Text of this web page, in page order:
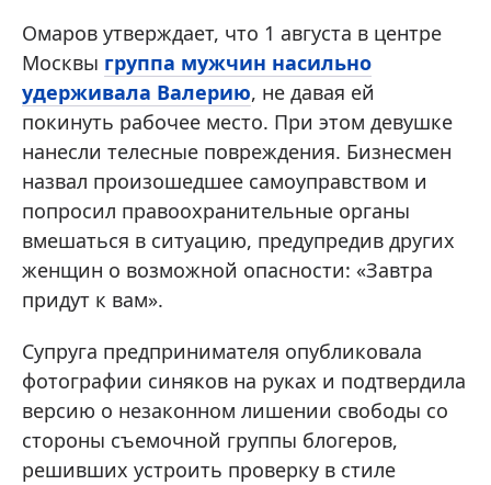
Омаров утверждает, что 1 августа в центре
Москвы группа мужчин насильно
удерживала Валерию, не давая ей
покинуть рабочее место. При этом девушке
нанесли телесные повреждения. Бизнесмен
назвал произошедшее самоуправством и
попросил правоохранительные органы
вмешаться в ситуацию, предупредив других
женщин о возможной опасности: «Завтра
придут к вам».
Супруга предпринимателя опубликовала
фотографии синяков на руках и подтвердила
версию о незаконном лишении свободы со
стороны съемочной группы блогеров,
решивших устроить проверку в стиле